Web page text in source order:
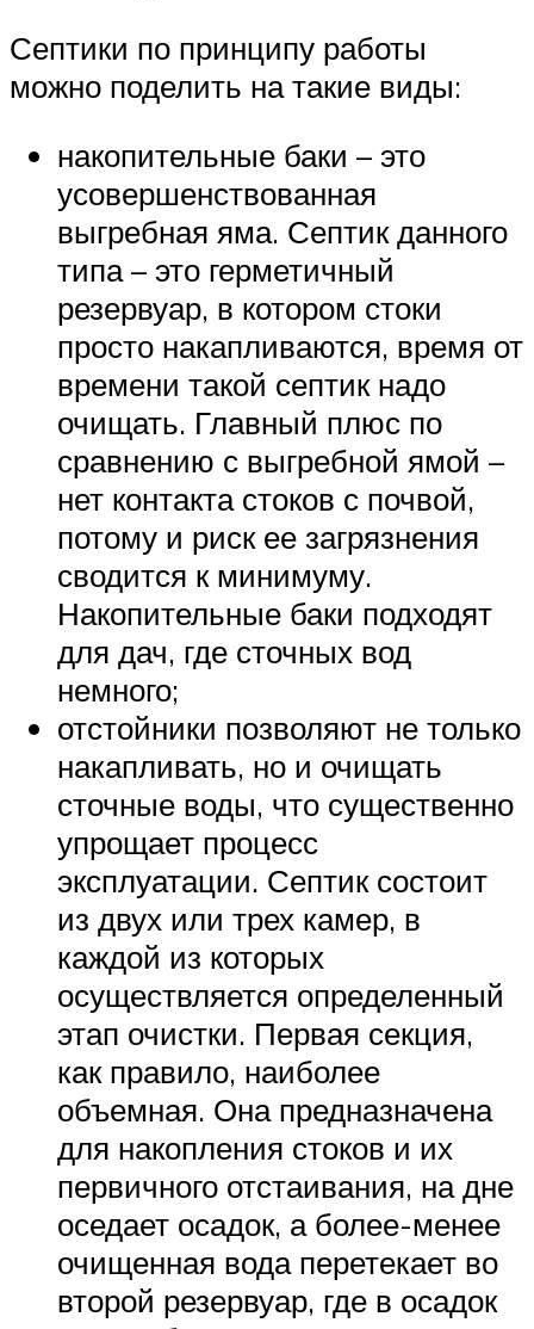
Септики по принципу работы
можно поделить на такие виды:
накопительные баки – это
усовершенствованная
выгребная яма. Септик данного
типа – это герметичный
резервуар, в котором стоки
просто накапливаются, время от
времени такой септик надо
очищать. Главный плюс по
сравнению с выгребной ямой –
нет контакта стоков с почвой,
потому и риск ее загрязнения
сводится к минимуму.
Накопительные баки подходят
для дач, где сточных вод
немного;
отстойники позволяют не только
накапливать, но и очищать
сточные воды, что существенно
упрощает процесс
эксплуатации. Септик состоит
из двух или трех камер, в
каждой из которых
осуществляется определенный
этап очистки. Первая секция,
как правило, наиболее
объемная. Она предназначена
для накопления стоков и их
первичного отстаивания, на дне
оседает осадок, а более-менее
очищенная вода перетекает во
второй резервуар, где в осадок